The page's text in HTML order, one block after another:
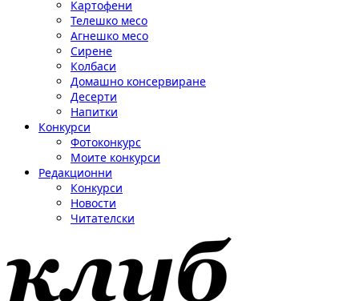
Картофени
Телешко месо
Агнешко месо
Сирене
Колбаси
Домашно консервиране
Десерти
Напитки
Конкурси
Фотоконкурс
Моите конкурси
Редакционни
Конкурси
Новости
Читателски